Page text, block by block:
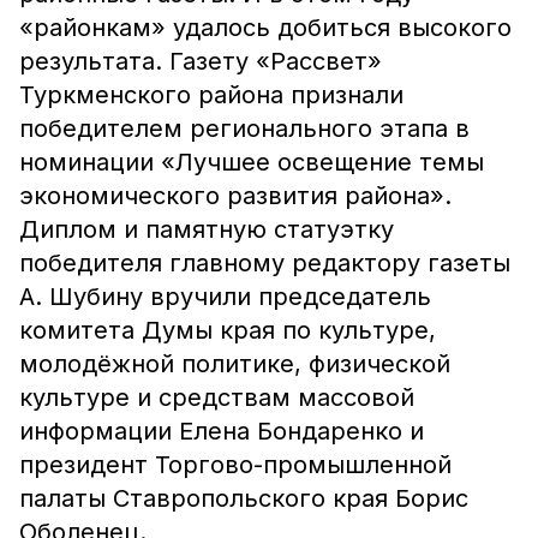
«районкам» удалось добиться высокого
результата. Газету «Рассвет»
Туркменского района признали
победителем регионального этапа в
номинации «Лучшее освещение темы
экономического развития района».
Диплом и памятную статуэтку
победителя главному редактору газеты
А. Шубину вручили председатель
комитета Думы края по культуре,
молодёжной политике, физической
культуре и средствам массовой
информации Елена Бондаренко и
президент Торгово-промышленной
палаты Ставропольского края Борис
Оболенец.